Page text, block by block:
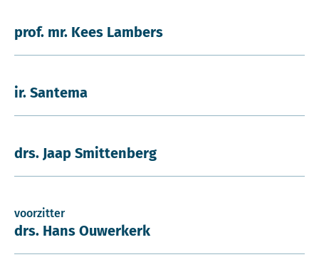
prof. mr. Kees Lambers
ir. Santema
drs. Jaap Smittenberg
voorzitter
drs. Hans Ouwerkerk